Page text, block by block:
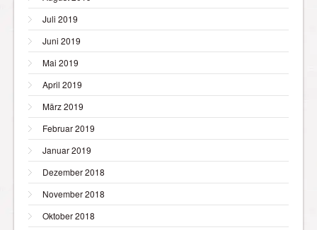
Juli 2019
Juni 2019
Mai 2019
April 2019
März 2019
Februar 2019
Januar 2019
Dezember 2018
November 2018
Oktober 2018